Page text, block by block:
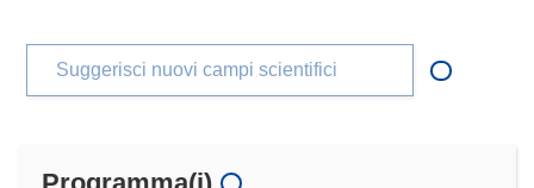
Suggerisci nuovi campi scientifici